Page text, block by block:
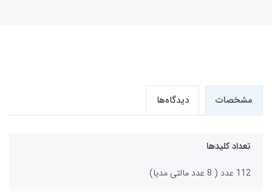
مشخصات دیدگاه‌ها
تعداد کلیدها
112 عدد ( 8 عدد مالتی مدیا)